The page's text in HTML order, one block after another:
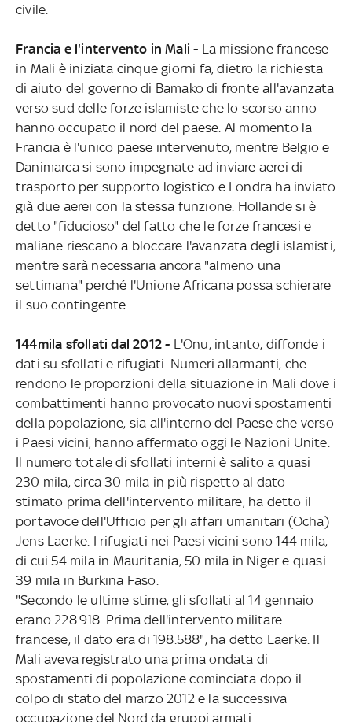
civile.
Francia e l'intervento in Mali - La missione francese
in Mali è iniziata cinque giorni fa, dietro la richiesta
di aiuto del governo di Bamako di fronte all'avanzata
verso sud delle forze islamiste che lo scorso anno
hanno occupato il nord del paese. Al momento la
Francia è l'unico paese intervenuto, mentre Belgio e
Danimarca si sono impegnate ad inviare aerei di
trasporto per supporto logistico e Londra ha inviato
già due aerei con la stessa funzione. Hollande si è
detto "fiducioso" del fatto che le forze francesi e
maliane riescano a bloccare l'avanzata degli islamisti,
mentre sarà necessaria ancora "almeno una
settimana" perché l'Unione Africana possa schierare
il suo contingente.
144mila sfollati dal 2012 - L'Onu, intanto, diffonde i
dati su sfollati e rifugiati. Numeri allarmanti, che
rendono le proporzioni della situazione in Mali dove i
combattimenti hanno provocato nuovi spostamenti
della popolazione, sia all'interno del Paese che verso
i Paesi vicini, hanno affermato oggi le Nazioni Unite.
Il numero totale di sfollati interni è salito a quasi
230 mila, circa 30 mila in più rispetto al dato
stimato prima dell'intervento militare, ha detto il
portavoce dell'Ufficio per gli affari umanitari (Ocha)
Jens Laerke. I rifugiati nei Paesi vicini sono 144 mila,
di cui 54 mila in Mauritania, 50 mila in Niger e quasi
39 mila in Burkina Faso.
"Secondo le ultime stime, gli sfollati al 14 gennaio
erano 228.918. Prima dell'intervento militare
francese, il dato era di 198.588", ha detto Laerke. Il
Mali aveva registrato una prima ondata di
spostamenti di popolazione cominciata dopo il
colpo di stato del marzo 2012 e la successiva
occupazione del Nord da gruppi armati.